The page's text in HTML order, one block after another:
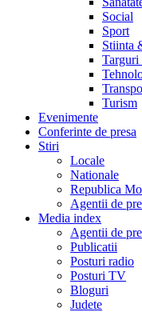
Social
Sport
Stiinta
Turism
Evenimente
Conferinte de presa
Stiri
Locale
Nationale
Republica
Agentii de
Media index
Agentii de
Publicatii
Posturi radio
Posturi TV
Bloguri
Judete